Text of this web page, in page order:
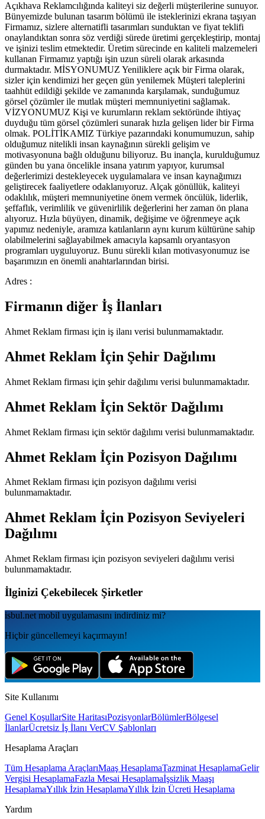
Açıkhava Reklamcılığında kaliteyi siz değerli müşterilerine sunuyor.
Bünyemizde bulunan tasarım bölümü ile isteklerinizi ekrana taşıyan
Firmamız, sizlere alternatifli tasarımları sunduktan ve fiyat teklifi
onaylandıktan sonra söz verdiği sürede üretimi gerçekleştirip, montaj
ve işinizi teslim etmektedir. Üretim sürecinde en kaliteli malzemeleri
kullanan Firmamız yaptığı işin uzun süreli olarak arkasında
durmaktadır. MİSYONUMUZ Yeniliklere açık bir Firma olarak,
sizler için kendimizi her geçen gün yenilemek Müşteri taleplerini
taahhüt edildiği şekilde ve zamanında karşılamak, sunduğumuz
görsel çözümler ile mutlak müşteri memnuniyetini sağlamak.
VİZYONUMUZ Kişi ve kurumların reklam sektöründe ihtiyaç
duyduğu tüm görsel çözümleri sunarak hızla gelişen lider bir Firma
olmak. POLİTİKAMIZ Türkiye pazarındaki konumumuzun, sahip
olduğumuz nitelikli insan kaynağının sürekli gelişim ve
motivasyonuna bağlı olduğunu biliyoruz. Bu inançla, kurulduğumuz
günden bu yana öncelikle insana yatırım yapıyor, kurumsal
değerlerimizi destekleyecek uygulamalara ve insan kaynağımızı
geliştirecek faaliyetlere odaklanıyoruz. Alçak gönüllük, kaliteyi
odaklılık, müşteri memnuniyetine önem vermek öncülük, liderlik,
şeffaflık, verimlilik ve güvenirlilik değerlerini her zaman ön plana
alıyoruz. Hızla büyüyen, dinamik, değişime ve öğrenmeye açık
yapımız nedeniyle, aramıza katılanların aynı kurum kültürüne sahip
olabilmelerini sağlayabilmek amacıyla kapsamlı oryantasyon
programları uyguluyoruz. Bunu sürekli kılan motivasyonumuz ise
başarımızın en önemli anahtarlarından birisi.
Adres :
Firmanın diğer İş İlanları
Ahmet Reklam firması için iş ilanı verisi bulunmamaktadır.
Ahmet Reklam İçin Şehir Dağılımı
Ahmet Reklam firması için şehir dağılımı verisi bulunmamaktadır.
Ahmet Reklam İçin Sektör Dağılımı
Ahmet Reklam firması için sektör dağılımı verisi bulunmamaktadır.
Ahmet Reklam İçin Pozisyon Dağılımı
Ahmet Reklam firması için pozisyon dağılımı verisi
bulunmamaktadır.
Ahmet Reklam İçin Pozisyon Seviyeleri
Dağılımı
Ahmet Reklam firması için pozisyon seviyeleri dağılımı verisi
bulunmamaktadır.
İlginizi Çekebilecek Şirketler
isbul.net mobil uygulamаsını indirdiniz mi?
Hiçbir güncellemeyi kaçırmayın!
Site Kullanımı
Genel KoşullarSite HaritasıPozisyonlarBölümlerBölgesel
İlanlarÜcretsiz İş İlanı VerCV Şablonları
Hesaplama Araçları
Tüm Hesaplama AraçlarıMaaş HesaplamaTazminat HesaplamaGelir
Vergisi HesaplamaFazla Mesai Hesaplamaİşsizlik Maaşı
HesaplamaYıllık İzin HesaplamaYıllık İzin Ücreti Hesaplama
Yardım